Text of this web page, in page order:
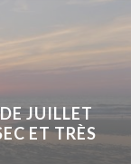
JUILLET
ET TRÈS